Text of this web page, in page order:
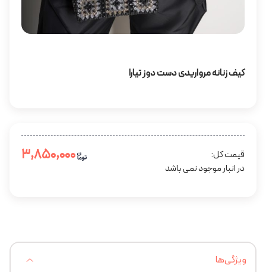
کیف زنانه مرواریدی دست دوز تیارا
قیمت کل:
در انبار موجود نمی باشد
ویژگی‌ها